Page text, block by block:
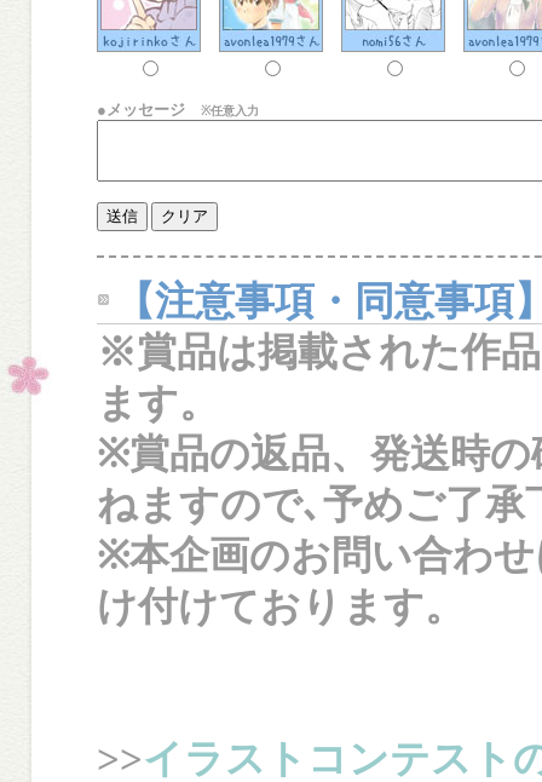
●メッセージ ※任意入力
【注意事項・同意事項
※賞品は掲載された作
ます。
※賞品の返品、発送時
ねますので､予めご了承
※本企画のお問い合わ
け付けております。
>>イラストコンテスト